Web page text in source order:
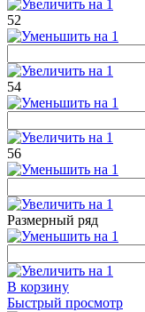
52
54
56
Размерный ряд
В корзину
Быстрый просмотр